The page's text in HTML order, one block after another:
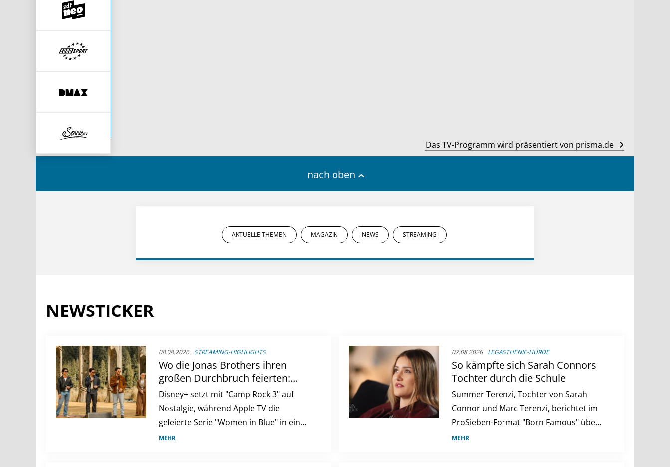
Das TV-Programm wird präsentiert von prisma.de
nach oben
AKTUELLE THEMEN MAGAZIN NEWS STREAMING
NEWSTICKER
08.08.2026 STREAMING-HIGHLIGHTS
Wo die Jonas Brothers ihren
großen Durchbruch feierten:
Das sind die Streaming-Tipps
der Woche
Disney+ setzt mit "Camp Rock 3" auf
Nostalgie, während Apple TV die
gefeierte Serie "Women in Blue" in eine
zweite Staffel schickt. Welche
MEHR
07.08.2026 LEGASTHENIE-HÜRDE
So kämpfte sich Sarah Connors
Tochter durch die Schule
Summer Terenzi, Tochter von Sarah
Connor und Marc Terenzi, berichtet im
ProSieben-Format "Born Famous" über
ihre Herausforderungen in der Schule
MEHR